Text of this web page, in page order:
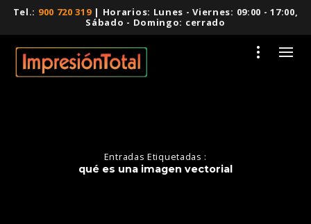
Tel.: 900 720 319| Horarios: Lunes - Viernes: 09:00 - 17:00,
Sábado - Domingo: cerrado
Entradas Etiquetadas :
qué es una imagen vectorial